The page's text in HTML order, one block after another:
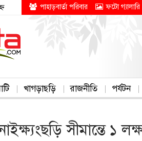
পাহাড়বার্তা পরিবার ফটো গ্যালারি
খাগড়াছড়ি রাজনীতি পর্যটন
সীমান্তে ১